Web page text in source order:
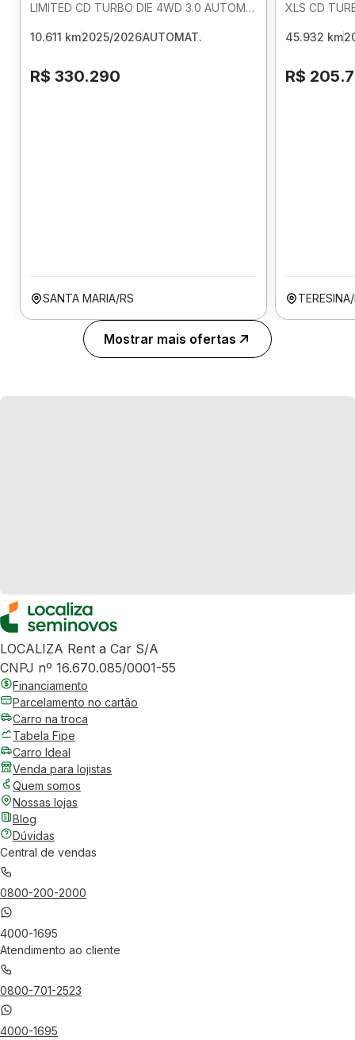
LIMITED CD TURBO DIE 4WD 3.0 AUTOMATICO
10.611 km2025/2026AUTOMAT.
R$ 330.290
SANTA MARIA/RS
XLS CD
45.932 km
R$
Mostrar mais ofertas
LOCALIZA Rent a Car S/A
CNPJ nº 16.670.085/0001-55
Financiamento
Parcelamento no cartão
Carro na troca
Tabela Fipe
Carro Ideal
Venda para lojistas
Quem somos
Nossas lojas
Blog
Dúvidas
Central de vendas
0800-200-2000
4000-1695
Atendimento ao cliente
0800-701-2523
4000-1695